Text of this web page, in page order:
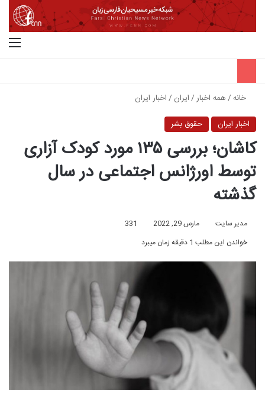
خانه/همه اخبار/ایران /اخبار ایران
اخبار ایران
حقوق بشر
کاشان؛ بررسی ۱۳۵ مورد کودک آزاری
توسط اورژانس اجتماعی در سال
گذشته
مدیر سایت مارس 29, 2022
331
خواندن این مطلب 1 دقیقه زمان میبرد